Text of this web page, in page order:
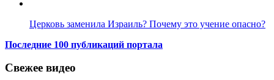
Церковь заменила Израиль? Почему это учение опасно?
Последние 100 публикаций портала
Свежее видео